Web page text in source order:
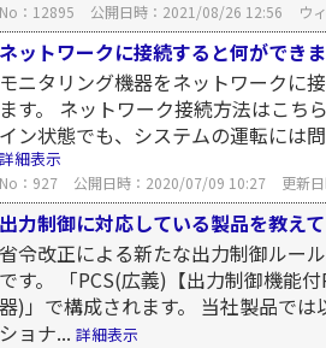
No：12895 公開日時：2021/08/26 12:56 ウ
ネットワークに接続すると何ができ
モニタリング機器をネットワークに
ます。 ネットワーク接続方法はこち
イン状態でも、システムの運転には
詳細表示
No：927 公開日時：2020/07/09 10:27 更新
出力制御に対応している製品を教えて
省令改正による新たな出力制御ルー
です。 「PCS(広義)【出力制御機能
器)」で構成されます。 当社製品で
ショナ... 詳細表示